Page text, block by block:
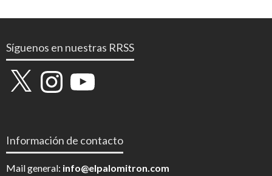
Síguenos en nuestras RRSS
X InstagramYouTube
Información de contacto
Mail general: info@elpalomitron.com